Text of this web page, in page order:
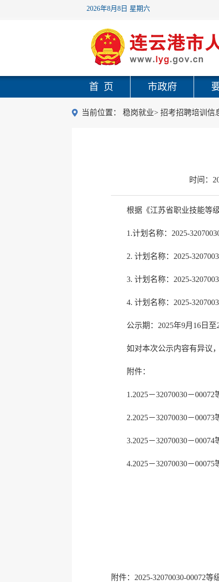
2026年8月8日 星期六
首 页 市政府
当前位置： 稳岗就业> 招考招聘培训信
时间：
根据《江苏省职业技能等
1.计划名称：2025-
2. 计划名称：2025-
3. 计划名称：2025-
4. 计划名称：2025-
公示期：2025年9月16日
如对本次公示内容有异议
附件：
1.2025－32070030－
2.2025－32070030－
3.2025－32070030－
4.2025－32070030－
附件：2025-32070030-00072